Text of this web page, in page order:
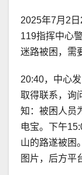
2025年7月2
119指挥中心
迷路被困，需
20:40，中心
取得联系，询
知：被困人员
电宝。下午
山的路遂被困
图片，后方平